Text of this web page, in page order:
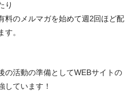
り
料のメルマガを始めて週2回ほど配
す。
の活動の準備としてWEBサイトの
しています！